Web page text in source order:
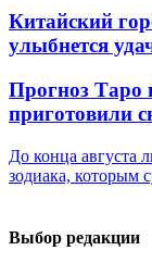
Китайский
улыбнется
Прогноз Таро
приготовили
До конца августа
зодиака, которым
Выбор редакции